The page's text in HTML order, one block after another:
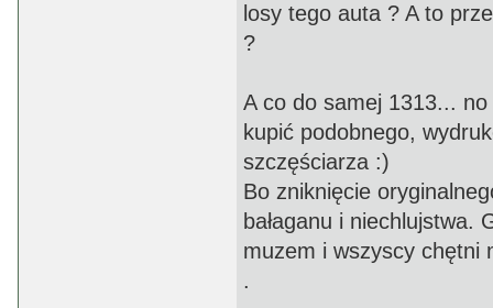
losy tego auta ? A to
?
A co do samej 1313...
kupić podobnego,
szczęściarza :)
Bo zniknięcie
bałaganu i niechlujstwa.
muzem i wszyscy chętni
.